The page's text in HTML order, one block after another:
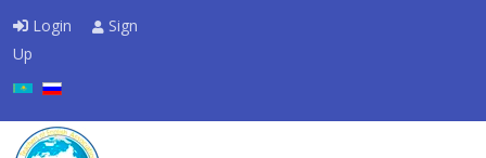
Login
Sign
Up